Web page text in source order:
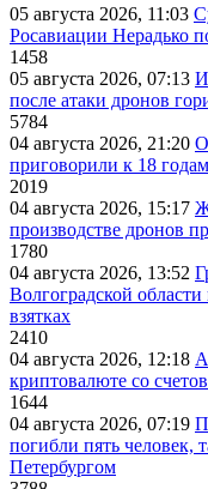
05 августа 2026, 11:03
Росавиации Нерадько
1458
05 августа 2026, 07:13 И
после атаки дронов
5784
04 августа 2026, 21:20
приговорили к 18
2019
04 августа 2026, 15:17
производстве дронов
1780
04 августа 2026, 13:52
Волгоградской
взятках
2410
04 августа 2026, 12:18
криптовалюте со
1644
04 августа 2026, 07:19
погибли пять человек,
Петербургом